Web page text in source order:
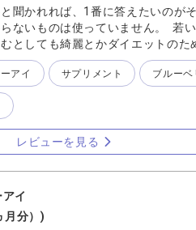
聞かれれば、1番に答えたいのが
ないものは使っていません。 若
としても綺麗とかダイエットのた
感じでした。 真剣に考え始めたの
わることが多かったですが、年
すよね。 ブルーベリーアイも飲み
んでした。 それでもとりあえず飲
見るものとの距離を保つ、たまに
日の自分のために飲んでいます
の健康の一助には必ずなってい
飲むようになりました。 ものに
毎日継続して飲む訳です。 歳も歳
ゃんと見せているものを選ぶ。 あ
アイ サプリメント ブルー
レビューを見る
イ
月分）)